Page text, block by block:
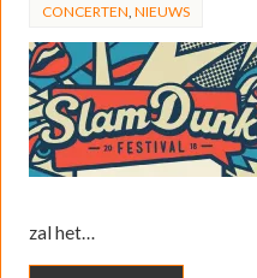
CONCERTEN NIEUWS
zal het…